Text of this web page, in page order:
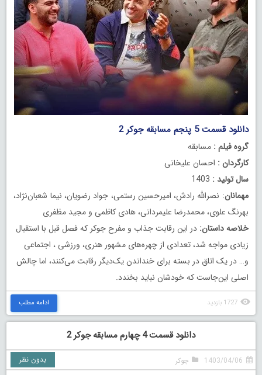
دانلود قسمت 5 پنجم مسابقه جوکر 2
گروه فیلم : مسابقه
کارگردان : احسان علیخانی
سال تولید :
مهمانان: نصرالله رادش، امیرحسین رستمی، جواد رضویان، نیما شعبان‌نژاد،
بهرنگ علوی، محمدرضا علیمردانی، هادی کاظمی و مجید مظفری
خلاصه داستان: در این رقابت جذاب و مفرح جوکر که فصل قبل با استقبال
زیادی مواجه شد، تعدادی از چهره‌های مشهور هنری، ورزشی ، اجتماعی
و… در یک اتاق در بسته برای ‏خنداندن یک‌دیگر رقابت می‌کنند، اما چالش
اصلی این‌جاست که خودشان نباید بخندد.
1727 بازدید ادامه مطلب
دانلود قسمت 4 چهارم مسابقه جوکر 2
1403/04/06 جوکر بدون نظر